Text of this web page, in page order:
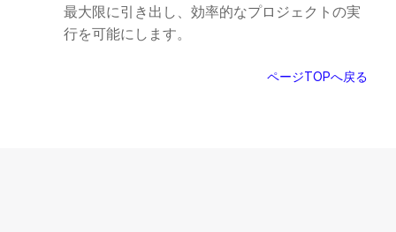
最大限に引き出し、効率的なプロジェクトの実
行を可能にします。
ページTOPへ戻る